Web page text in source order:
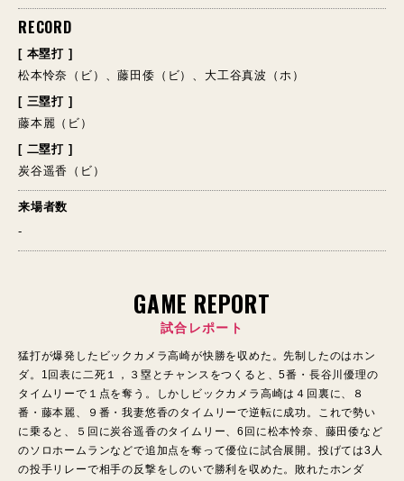
RECORD
[ 本塁打 ]
松本怜奈（ビ）、藤田倭（ビ）、大工谷真波（ホ）
[ 三塁打 ]
藤本麗（ビ）
[ 二塁打 ]
炭谷遥香（ビ）
来場者数
-
GAME REPORT
試合レポート
猛打が爆発したビックカメラ高崎が快勝を収めた。先制したのはホン
ダ。1回表に二死１，３塁とチャンスをつくると、5番・長谷川優理の
タイムリーで１点を奪う。しかしビックカメラ高崎は４回裏に、８
番・藤本麗、９番・我妻悠香のタイムリーで逆転に成功。これで勢い
に乗ると、５回に炭谷遥香のタイムリー、6回に松本怜奈、藤田倭など
のソロホームランなどで追加点を奪って優位に試合展開。投げては3人
の投手リレーで相手の反撃をしのいで勝利を収めた。敗れたホンダ